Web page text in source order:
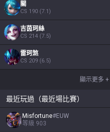
關
CS 190 (7.1)
吉茵珂絲
CS 214 (7.5)
雷珂煞
CS 209 (6.5)
顯示更多 +
最近玩過（最近場比賽）
Misfortune#EUW
等級 903